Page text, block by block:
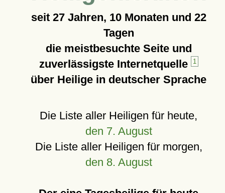
seit 27 Jahren, 10 Monaten und 22
Tagen
die meistbesuchte Seite und
zuverlässigste Internetquelle
1
über Heilige in deutscher Sprache
Die Liste aller Heiligen für heute,
den 7. August
Die Liste aller Heiligen für morgen,
den 8. August